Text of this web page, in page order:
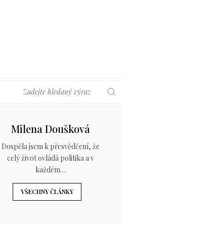
Milena Doušková
Dospěla jsem k přesvědčení, že
celý život ovládá politika a v
každém…
VŠECHNY ČLÁNKY